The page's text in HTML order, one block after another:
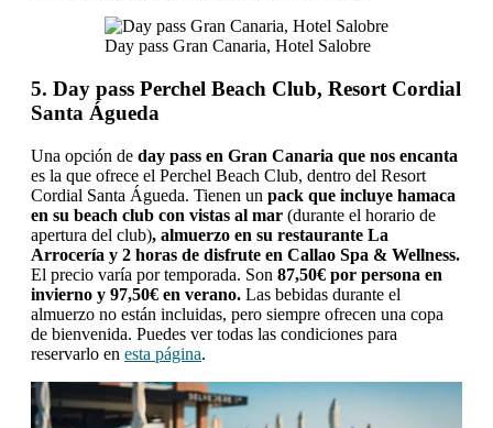
Day pass Gran Canaria, Hotel Salobre
5. Day pass Perchel Beach Club, Resort Cordial
Santa Águeda
Una opción de day pass en Gran Canaria que nos encanta
es la que ofrece el Perchel Beach Club, dentro del Resort
Cordial Santa Águeda. Tienen un pack que incluye hamaca
en su beach club con vistas al mar (durante el horario de
apertura del club), almuerzo en su restaurante La
Arrocería y 2 horas de disfrute en Callao Spa & Wellness.
El precio varía por temporada. Son 87,50€ por persona en
invierno y 97,50€ en verano. Las bebidas durante el
almuerzo no están incluidas, pero siempre ofrecen una copa
de bienvenida. Puedes ver todas las condiciones para
reservarlo en esta página.